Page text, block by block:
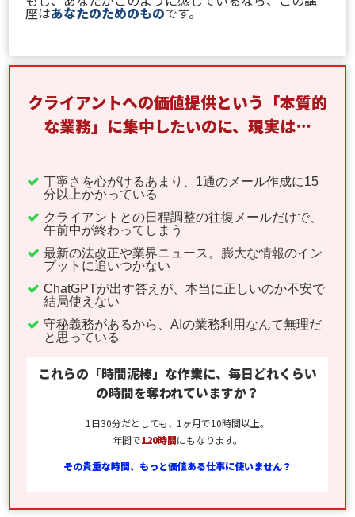
座はあなたのためのものです。
クライアントへの価値提供という「本質的
な業務」に集中したいのに、現実は…
丁寧さを心がけるあまり、1通のメール作成に15
分以上かかっている
クライアントとの日程調整の往復メールだけで、
午前中が終わってしまう
最新の法改正や業界ニュース。膨大な情報のイン
プットに追いつかない
ChatGPTが出す答えが、本当に正しいのか不安で
結局使えない
守秘義務があるから、AIの業務利用なんて無理だ
と思っている
これらの「時間泥棒」な作業に、毎日どれくらい
の時間を奪われていますか？
1日30分だとしても、1ヶ月で10時間以上。
年間で120時間にもなります。
その貴重な時間、もっと価値ある仕事に使いません？